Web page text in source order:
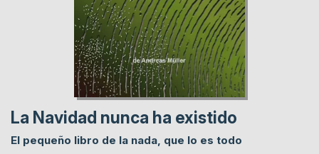
La Navidad nunca ha existido
El pequeño libro de la nada, que lo es todo